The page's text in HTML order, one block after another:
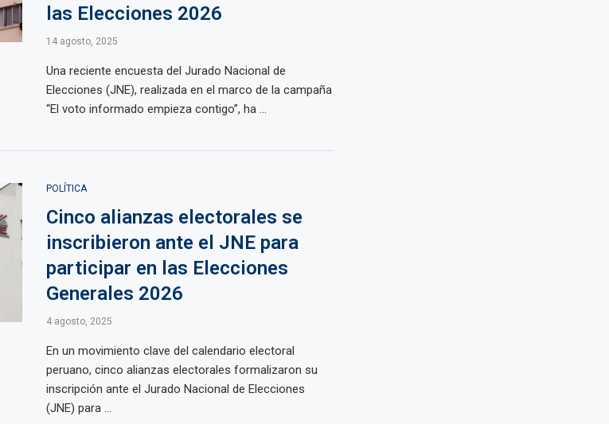
las Elecciones 2026
14 agosto, 2025
Una reciente encuesta del Jurado Nacional de
Elecciones (JNE), realizada en el marco de la campaña
“El voto informado empieza contigo”, ha ...
POLÍTICA
Cinco alianzas electorales se
inscribieron ante el JNE para
participar en las Elecciones
Generales 2026
4 agosto, 2025
En un movimiento clave del calendario electoral
peruano, cinco alianzas electorales formalizaron su
inscripción ante el Jurado Nacional de Elecciones
(JNE) para ...